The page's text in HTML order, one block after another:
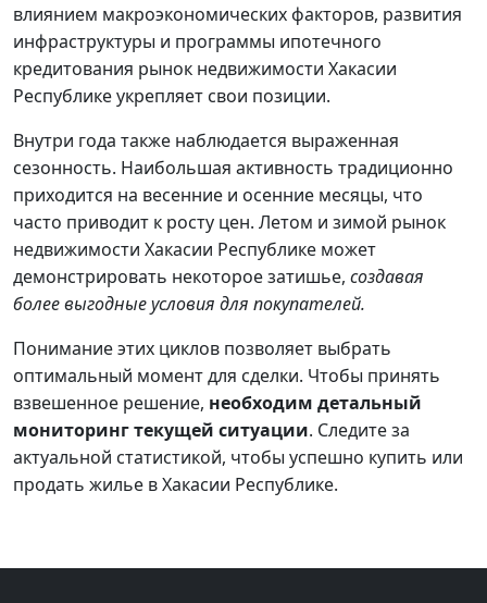
влиянием макроэкономических факторов, развития
инфраструктуры и программы ипотечного
кредитования рынок недвижимости Хакасии
Республике укрепляет свои позиции.
Внутри года также наблюдается выраженная
сезонность. Наибольшая активность традиционно
приходится на весенние и осенние месяцы, что
часто приводит к росту цен. Летом и зимой рынок
недвижимости Хакасии Республике может
демонстрировать некоторое затишье, создавая
более выгодные условия для покупателей.
Понимание этих циклов позволяет выбрать
оптимальный момент для сделки. Чтобы принять
взвешенное решение, необходим детальный
мониторинг текущей ситуации. Следите за
актуальной статистикой, чтобы успешно купить или
продать жилье в Хакасии Республике.